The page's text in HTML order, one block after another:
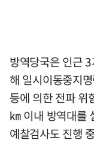
방역당국은 인근
해 일시이동중지
등에 의한 전파 위
㎞ 이내 방역대를
예찰검사도 진행